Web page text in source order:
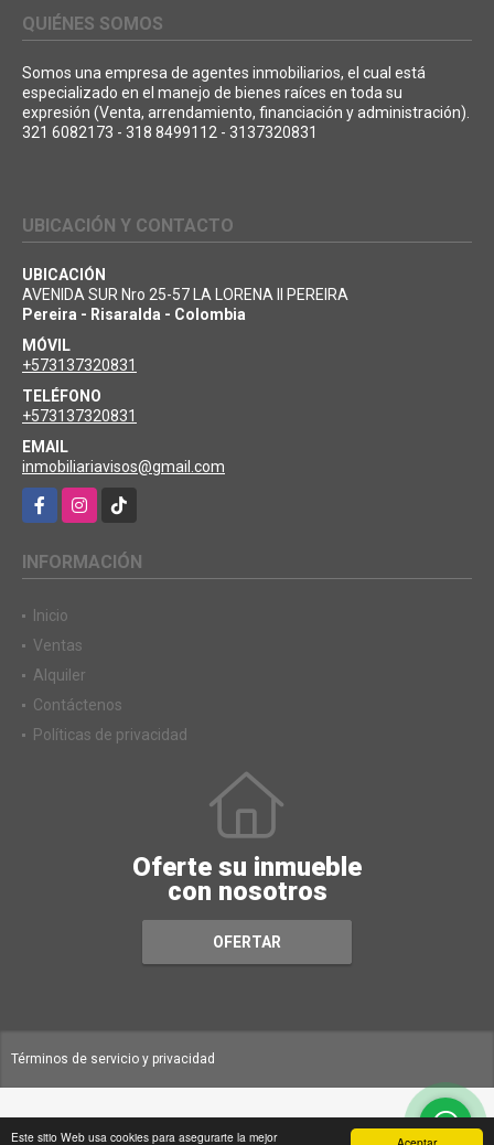
Este sitio Web usa cookies para asegurarte la mejor
QUIÉNES SOMOS
Somos una empresa de agentes inmobiliarios, el cual está
especializado en el manejo de bienes raíces en toda su
expresión (Venta, arrendamiento, financiación y administración).
321 6082173 - 318 8499112 - 3137320831
UBICACIÓN Y CONTACTO
UBICACIÓN
AVENIDA SUR Nro 25-57 LA LORENA II PEREIRA
Pereira - Risaralda - Colombia
MÓVIL
+573137320831
TELÉFONO
+573137320831
EMAIL
inmobiliariavisos@gmail.com
FacebookInstagramTikTok
INFORMACIÓN
Inicio
Ventas
Alquiler
Contáctenos
Políticas de privacidad
Oferte su inmueble
con nosotros
OFERTAR
Términos de servicio y privacidad